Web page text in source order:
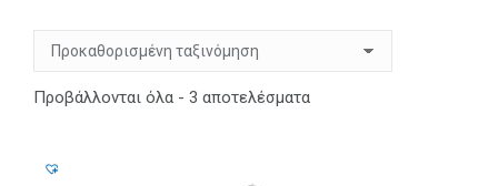
Προβάλλονται όλα - 3 αποτελέσματα